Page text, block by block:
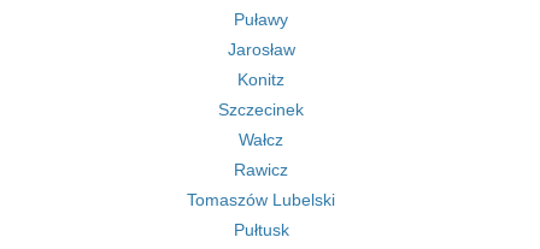
Puławy
Jarosław
Konitz
Szczecinek
Wałcz
Rawicz
Tomaszów Lubelski
Pułtusk